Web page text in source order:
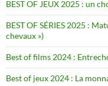
BEST OF JEUX 2025 : un
BEST OF SÉRIES 2025 :
chevaux »)
Best of films 2024 :
Best of jeux 2024 : La